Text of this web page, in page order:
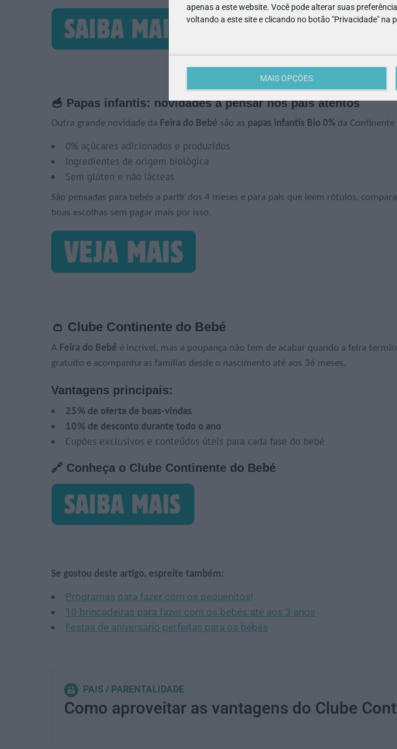
apenas a este website. Você pode alterar suas
voltando a este site e clicando no botão "Privacidade" na
MAIS OPÇÕES
🥣 Papas infantis: novidades a pensar nos pais atentos
Outra grande novidade da Feira do Bebé são as papas infantis Bio 0% da Continente
0% açúcares adicionados e produzidos
Ingredientes de origem biológica
Sem glúten e não lácteas
São pensadas para bebés a partir dos 4 meses e para pais que leem rótulos,
boas escolhas sem pagar mais por isso.
👛 Clube Continente do Bebé
A Feira do Bebé é incrível, mas a poupança não tem de acabar quando a feira
gratuito e acompanha as famílias desde o nascimento até aos 36 meses.
Vantagens principais:
25% de oferta de boas-vindas
10% de desconto durante todo o ano
Cupões exclusivos e conteúdos úteis para cada fase do bebé
🔗 Conheça o Clube Continente do Bebé
Se gostou deste artigo, espreite também:
Programas para fazer com os pequenitos!
10 brincadeiras para fazer com os bebés até aos 3 anos
Festas de aniversário perfeitas para os bebés
PAIS PARENTALIDADE
Como aproveitar as vantagens do Clube